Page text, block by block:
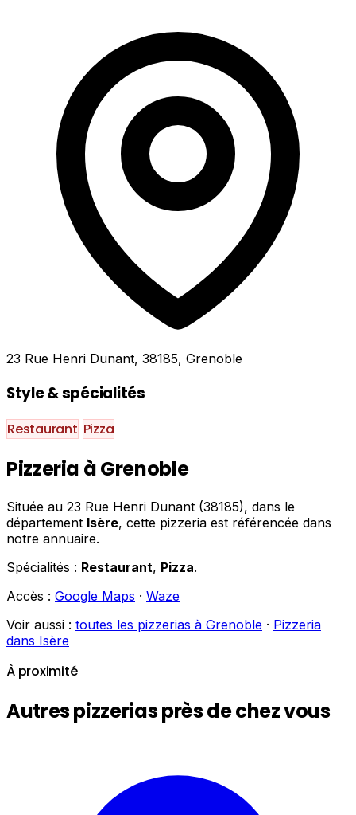
23 Rue Henri Dunant, 38185, Grenoble
Style & spécialités
Restaurant Pizza
Pizzeria à Grenoble
Située au 23 Rue Henri Dunant (38185), dans le
département Isère, cette pizzeria est référencée dans
notre annuaire.
Spécialités : Restaurant, Pizza.
Accès : Google Maps · Waze
Voir aussi : toutes les pizzerias à Grenoble · Pizzeria
dans Isère
À proximité
Autres pizzerias près de chez vous